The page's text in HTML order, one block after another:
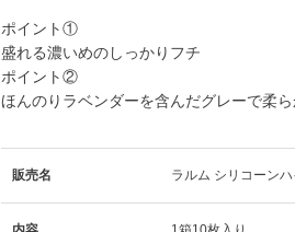
ポイント①
盛れる濃いめのしっかりフチ
ポイント②
ほんのりラベンダーを含んだグレーで柔
販売名 ラルム シリコーン